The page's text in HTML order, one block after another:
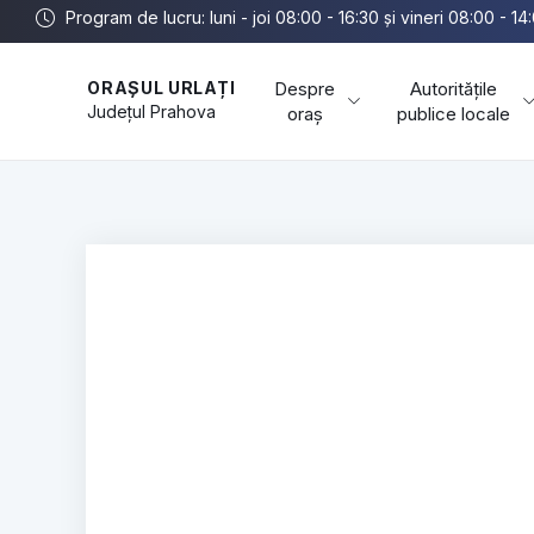
Program de lucru: luni - joi 08:00 - 16:30 și vineri 08:00 -
ORAȘUL URLAȚI
JudețulPrahova
Despre
oraș
Autoritățile
publice locale